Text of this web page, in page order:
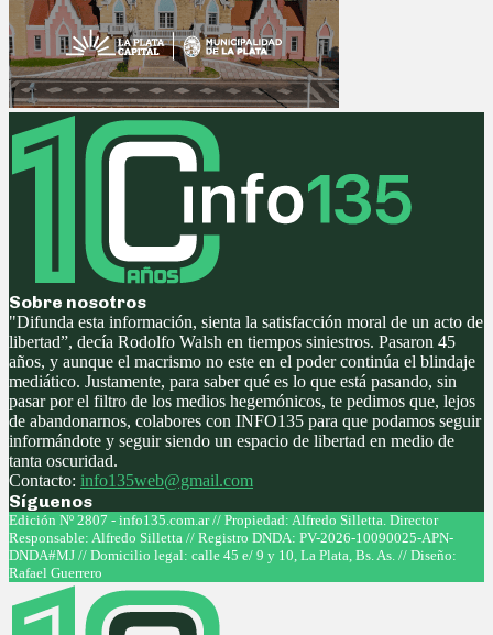
Sobre nosotros
"Difunda esta información, sienta la satisfacción moral de un acto de
libertad”, decía Rodolfo Walsh en tiempos siniestros. Pasaron 45
años, y aunque el macrismo no este en el poder continúa el blindaje
mediático. Justamente, para saber qué es lo que está pasando, sin
pasar por el filtro de los medios hegemónicos, te pedimos que, lejos
de abandonarnos, colabores con INFO135 para que podamos seguir
informándote y seguir siendo un espacio de libertad en medio de
tanta oscuridad.
Contacto: info135web@gmail.com
Síguenos
Facebook
Twitter
Instagram
Youtube
Edición Nº 2807 - info135.com.ar // Propiedad: Alfredo Silletta. Director
Responsable: Alfredo Silletta // Registro DNDA: PV-2026-10090025-APN-
DNDA#MJ // Domicilio legal: calle 45 e/ 9 y 10, La Plata, Bs. As. // Diseño:
Rafael Guerrero